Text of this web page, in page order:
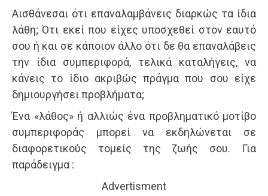
Αισθάνεσαι ότι επαναλαμβάνεις διαρκώς τα ίδια
λάθη; Ότι εκεί που είχες υποσχεθεί στον εαυτό
σου ή και σε κάποιον άλλο ότι δε θα επαναλάβεις
την ίδια συμπεριφορά, τελικά καταλήγεις, να
κάνεις το ίδιο ακριβώς πράγμα που σου είχε
δημιουργήσει προβλήματα;
Ένα «λάθος» ή αλλιώς ένα προβληματικό μοτίβο
συμπεριφοράς μπορεί να εκδηλώνεται σε
διαφορετικούς τομείς της ζωής σου. Για
παράδειγμα :
Advertisment